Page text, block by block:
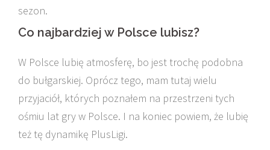
sezon.
Co najbardziej w Polsce lubisz?
W Polsce lubię atmosferę, bo jest trochę podobna
do bułgarskiej. Oprócz tego, mam tutaj wielu
przyjaciół, których poznałem na przestrzeni tych
ośmiu lat gry w Polsce. I na koniec powiem, że lubię
też tę dynamikę PlusLigi.